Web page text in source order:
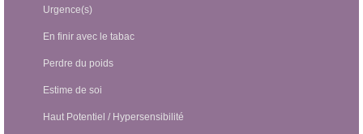
Urgence(s)
En finir avec le tabac
Perdre du poids
Estime de soi
Haut Potentiel / Hypersensibilité